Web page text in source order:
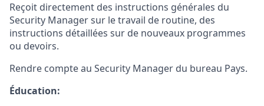
Reçoit directement des instructions générales du
Security Manager sur le travail de routine, des
instructions détaillées sur de nouveaux programmes
ou devoirs.
Rendre compte au Security Manager du bureau Pays.
Éducation: